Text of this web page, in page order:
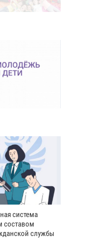
система
составом
службы